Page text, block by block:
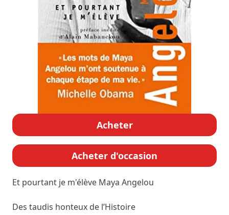
Acheter
Acheter d'occasion
Et pourtant je m'élève Maya Angelou
Des taudis honteux de l’Histoire